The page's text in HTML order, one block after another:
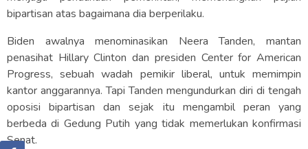
bipartisan atas bagaimana dia berperilaku.
Biden awalnya menominasikan Neera Tanden, mantan
penasihat Hillary Clinton dan presiden Center for American
Progress, sebuah wadah pemikir liberal, untuk memimpin
kantor anggarannya. Tapi Tanden mengundurkan diri di tengah
oposisi bipartisan dan sejak itu mengambil peran yang
berbeda di Gedung Putih yang tidak memerlukan konfirmasi
Senat.